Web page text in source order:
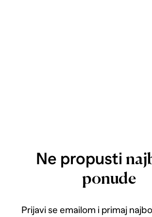
Ne propusti
ponude
Prijavi se emailom i primaj